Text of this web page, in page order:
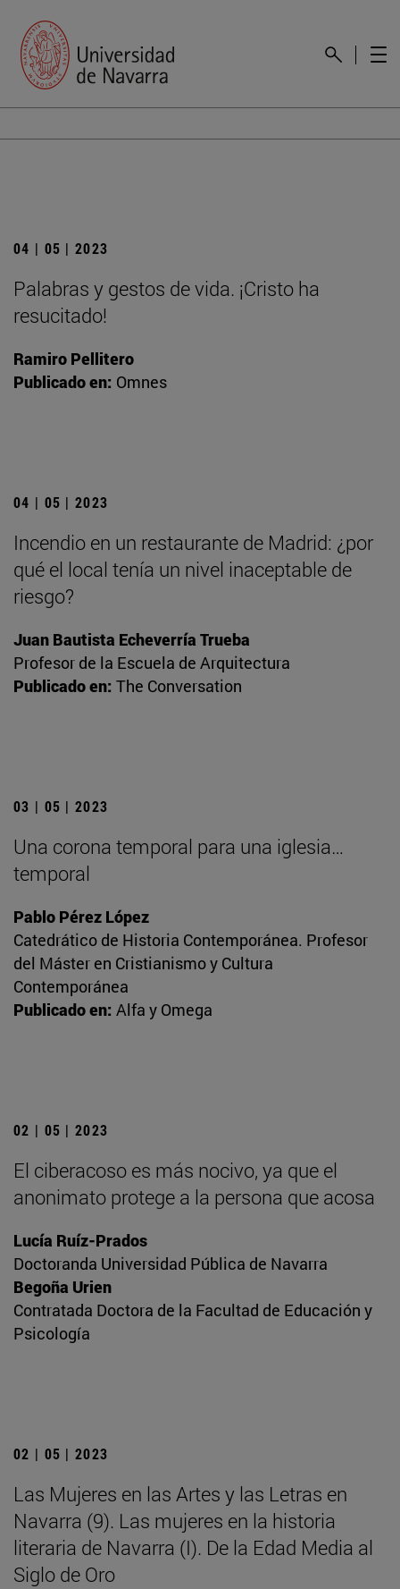
04 | 05 | 2023
Palabras y gestos de vida. ¡Cristo ha
resucitado!
Ramiro Pellitero
Publicado en: Omnes
04 | 05 | 2023
Incendio en un restaurante de Madrid: ¿por
qué el local tenía un nivel inaceptable de
riesgo?
Juan Bautista Echeverría Trueba
Profesor de la Escuela de Arquitectura
Publicado en: The Conversation
03 | 05 | 2023
Una corona temporal para una iglesia…
temporal
Pablo Pérez López
Catedrático de Historia Contemporánea. Profesor
del Máster en Cristianismo y Cultura
Contemporánea
Publicado en: Alfa y Omega
02 | 05 | 2023
El ciberacoso es más nocivo, ya que el
anonimato protege a la persona que acosa
Lucía Ruíz-Prados
Doctoranda Universidad Pública de Navarra
Begoña Urien
Contratada Doctora de la Facultad de Educación y
Psicología
02 | 05 | 2023
Las Mujeres en las Artes y las Letras en
Navarra (9). Las mujeres en la historia
literaria de Navarra (I). De la Edad Media al
Siglo de Oro